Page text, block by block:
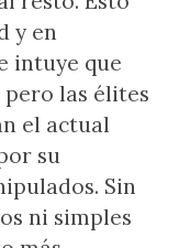
y en
intuye que
las élites
el actual
su
Sin
ni simples